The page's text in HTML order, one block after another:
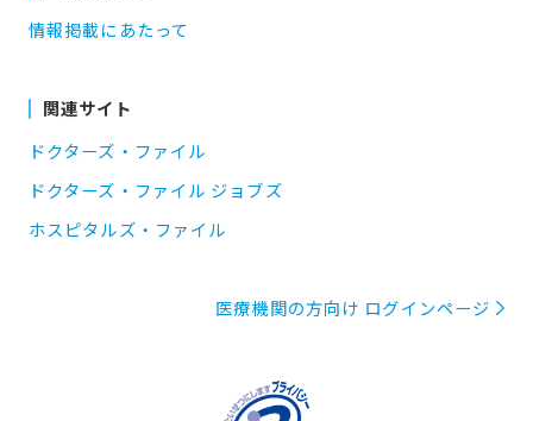
情報掲載にあたって
関連サイト
ドクターズ・ファイル
ドクターズ・ファイル ジョブズ
ホスピタルズ・ファイル
医療機関の方向け ログインページ